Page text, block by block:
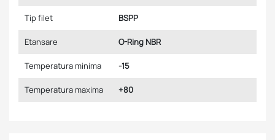
Tip filet BSPP
Etansare O-Ring NBR
Temperatura minima -15
Temperatura maxima +80